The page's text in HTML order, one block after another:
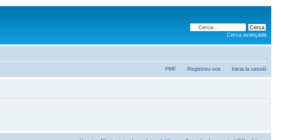
Cerca avançada
PMF Registreu-vos Inicia la sessió